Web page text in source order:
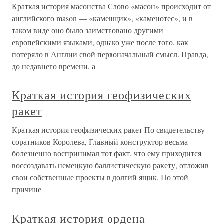
Краткая история масонства Слово «масон» происходит от
английского mason — «каменщик», «каменотес», и в
таком виде оно было заимствовано другими
европейскими языками, однако уже после того, как
потеряло в Англии свой первоначальный смысл. Правда,
до недавнего времени, а
Краткая история геофизических
ракет
Краткая история геофизических ракет По свидетельству
соратников Королева, Главный конструктор весьма
болезненно воспринимал тот факт, что ему приходится
воссоздавать немецкую баллистическую ракету, отложив
свои собственные проекты в долгий ящик. По этой
причине
Краткая история ордена